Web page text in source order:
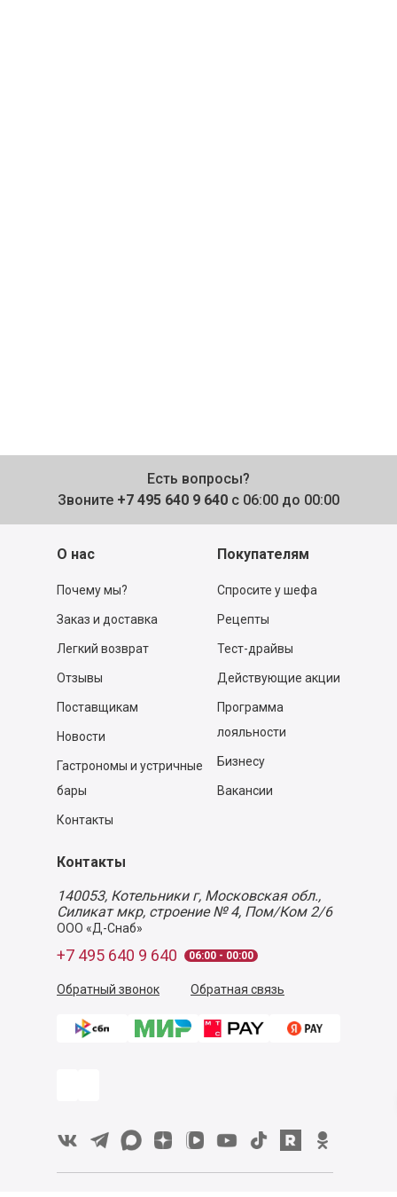
Есть вопросы?
Звоните +7 495 640 9 640 с 06:00 до 00:00
О нас
Почему мы?
Заказ и доставка
Легкий возврат
Отзывы
Поставщикам
Новости
Гастрономы и устричные
бары
Контакты
Покупателям
Спросите у шефа
Рецепты
Тест-драйвы
Действующие акции
Программа
лояльности
Бизнесу
Вакансии
Контакты
140053, Котельники г, Московская обл.,
Силикат мкр, строение № 4, Пом/Ком 2/6
ООО «Д-Снаб»
+7 495 640 9 640 06:00 - 00:00
Обратный звонок Обратная связь